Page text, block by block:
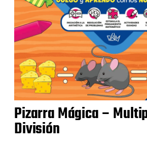
Pizarra Mágica –
División